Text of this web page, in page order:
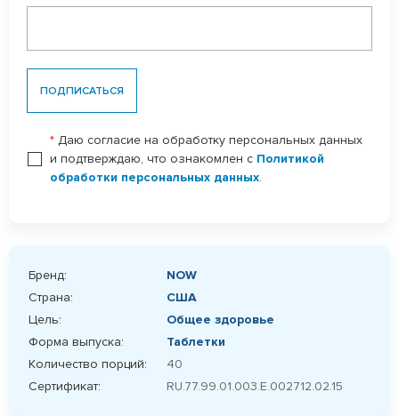
ПОДПИСАТЬСЯ
* Даю согласие на обработку персональных данных
и подтверждаю, что ознакомлен с Политикой
обработки персональных данных.
Бренд:
NOW
Страна:
США
Цель:
Общее здоровье
Форма выпуска:
Таблетки
Количество порций:
40
Сертификат:
RU.77.99.01.003.Е.002712.02.15